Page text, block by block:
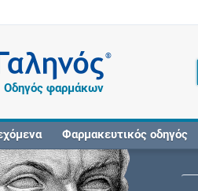
®
Οδηγός φαρμάκων
Φαρμακευτικός οδηγός